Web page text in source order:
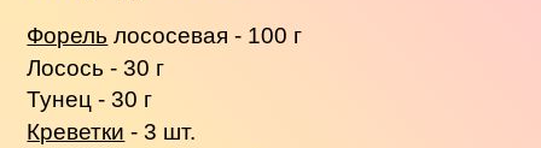
Форель лососевая - 100 г
Лосось - 30 г
Тунец - 30 г
Креветки - 3 шт.